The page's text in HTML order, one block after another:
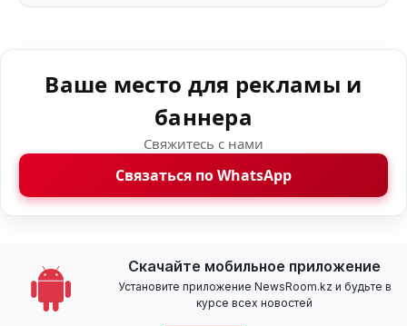
Ваше место для рекламы и
баннера
Свяжитесь с нами
Связаться по WhatsApp
Скачайте мобильное приложение
Установите приложение NewsRoom.kz и будьте в
курсе всех новостей